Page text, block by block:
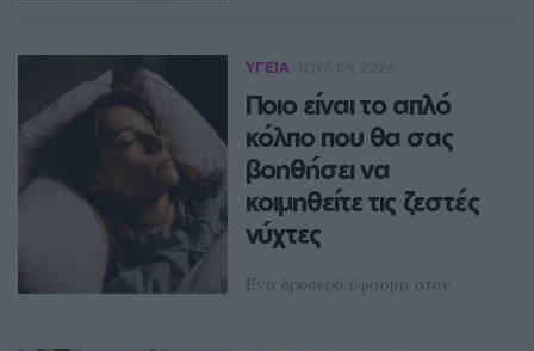
ΥΓΕΊΑ
Ποιο είναι το απλό
κόλπο που θα σας
βοηθήσει να
κοιμηθείτε τις ζεστές
νύχτες
Ένα δροσερό ύφασμα στον